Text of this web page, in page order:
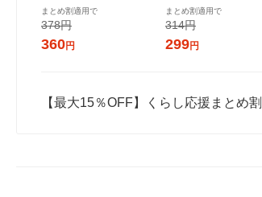
国産 55g（約20本）1袋 犬
おやつ 歯磨き アース・ペッ
まとめ割適用で
378円
360円
まとめ割適用で
314円
299円
【最大15％OFF】くらし応援まとめ割